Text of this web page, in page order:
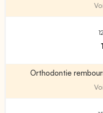
Orthodontie